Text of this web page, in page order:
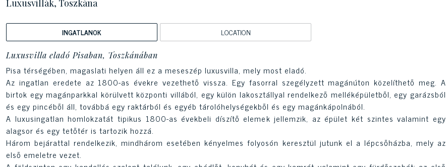
Luxusvillák, Toszkána
INGATLANOK LOCATION
Luxusvilla eladó Pisaban, Toszkánában
Pisa térségében, magaslati helyen áll ez a meseszép luxusvilla, mely most eladó.
Az ingatlan eredete az 1800-as évekre vezethető vissza. Egy fasorral szegélyzett magánúton közelíthető meg. A
birtok egy magánparkkal körülvett központi villából, egy külön lakosztállyal rendelkező melléképületből, egy garázsból
és egy pincéből áll, továbbá egy raktárból és egyéb tárolóhelységekből és egy magánkápolnából.
A luxusingatlan homlokzatát tipikus 1800-as évekbeli díszítő elemek jellemzik, az épület két szintes valamint egy
alagsor és egy tetőtér is tartozik hozzá.
Három bejárattal rendelkezik, mindhárom esetében kényelmes folyosón keresztül jutunk el a lépcsőházba, mely az
első emeletre vezet.